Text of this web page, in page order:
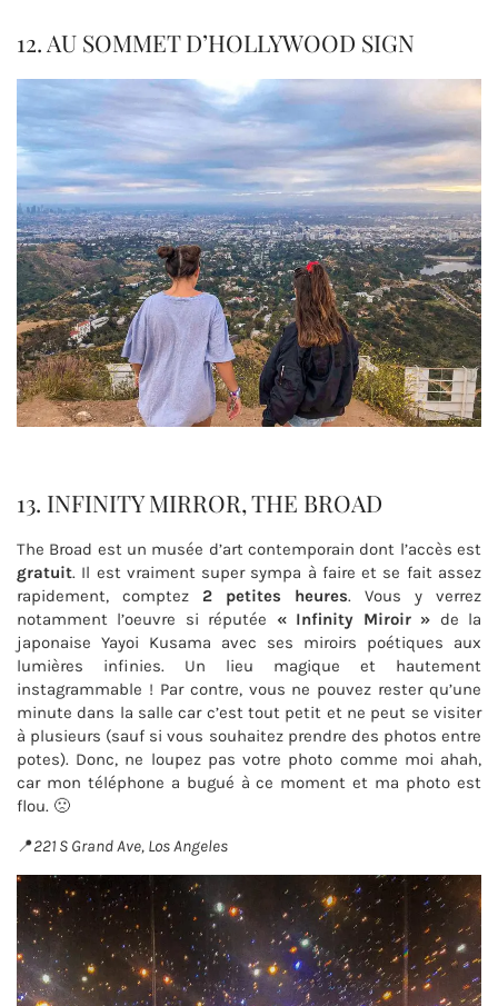
12. AU SOMMET D’HOLLYWOOD SIGN
13. INFINITY MIRROR, THE BROAD
The Broad est un musée d’art contemporain dont l’accès est
gratuit. Il est vraiment super sympa à faire et se fait assez
rapidement, comptez 2 petites heures. Vous y verrez
notamment l’oeuvre si réputée « Infinity Miroir » de la
japonaise Yayoi Kusama avec ses miroirs poétiques aux
lumières infinies. Un lieu magique et hautement
instagrammable ! Par contre, vous ne pouvez rester qu’une
minute dans la salle car c’est tout petit et ne peut se visiter
à plusieurs (sauf si vous souhaitez prendre des photos entre
potes). Donc, ne loupez pas votre photo comme moi ahah,
car mon téléphone a bugué à ce moment et ma photo est
flou. 🙁
📍221 S Grand Ave, Los Angeles